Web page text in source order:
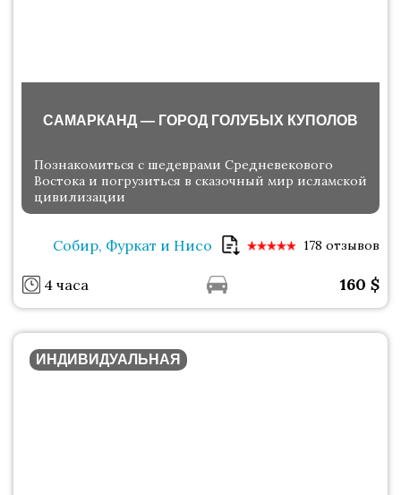
САМАРКАНД — ГОРОД ГОЛУБЫХ КУПОЛОВ
Познакомиться с шедеврами Средневекового
Востока и погрузиться в сказочный мир исламской
цивилизации
Собир, Фуркат и Нисо 178 отзывов
4 часа 160 $
ИНДИВИДУАЛЬНАЯ